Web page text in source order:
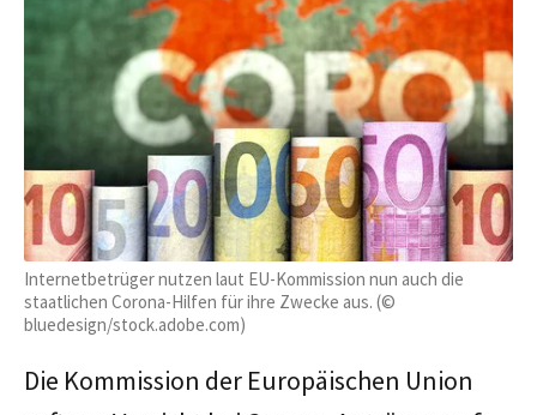
Internetbetrüger nutzen laut EU-Kommission nun auch die
staatlichen Corona-Hilfen für ihre Zwecke aus. (©
bluedesign/stock.adobe.com)
Die Kommission der Europäischen Union